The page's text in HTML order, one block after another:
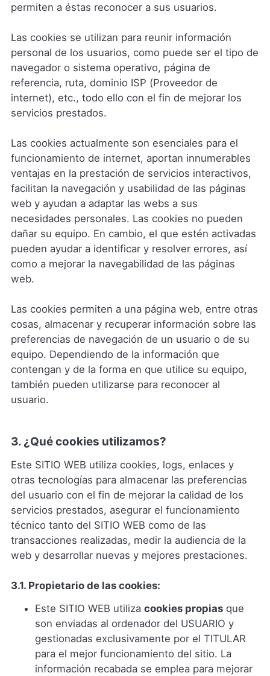
permiten a éstas reconocer a sus usuarios.
Las cookies se utilizan para reunir información
personal de los usuarios, como puede ser el tipo de
navegador o sistema operativo, página de
referencia, ruta, dominio ISP (Proveedor de
internet), etc., todo ello con el fin de mejorar los
servicios prestados.
Las cookies actualmente son esenciales para el
funcionamiento de internet, aportan innumerables
ventajas en la prestación de servicios interactivos,
facilitan la navegación y usabilidad de las páginas
web y ayudan a adaptar las webs a sus
necesidades personales. Las cookies no pueden
dañar su equipo. En cambio, el que estén activadas
pueden ayudar a identificar y resolver errores, así
como a mejorar la navegabilidad de las páginas
web.
Las cookies permiten a una página web, entre otras
cosas, almacenar y recuperar información sobre las
preferencias de navegación de un usuario o de su
equipo. Dependiendo de la información que
contengan y de la forma en que utilice su equipo,
también pueden utilizarse para reconocer al
usuario.
3. ¿Qué cookies utilizamos?
Este SITIO WEB utiliza cookies, logs, enlaces y
otras tecnologías para almacenar las preferencias
del usuario con el fin de mejorar la calidad de los
servicios prestados, asegurar el funcionamiento
técnico tanto del SITIO WEB como de las
transacciones realizadas, medir la audiencia de la
web y desarrollar nuevas y mejores prestaciones.
3.1. Propietario de las cookies:
Este SITIO WEB utiliza cookies propiasque
son enviadas al ordenador del USUARIO y
gestionadas exclusivamente por el TITULAR
para el mejor funcionamiento del sitio. La
información recabada se emplea para mejorar